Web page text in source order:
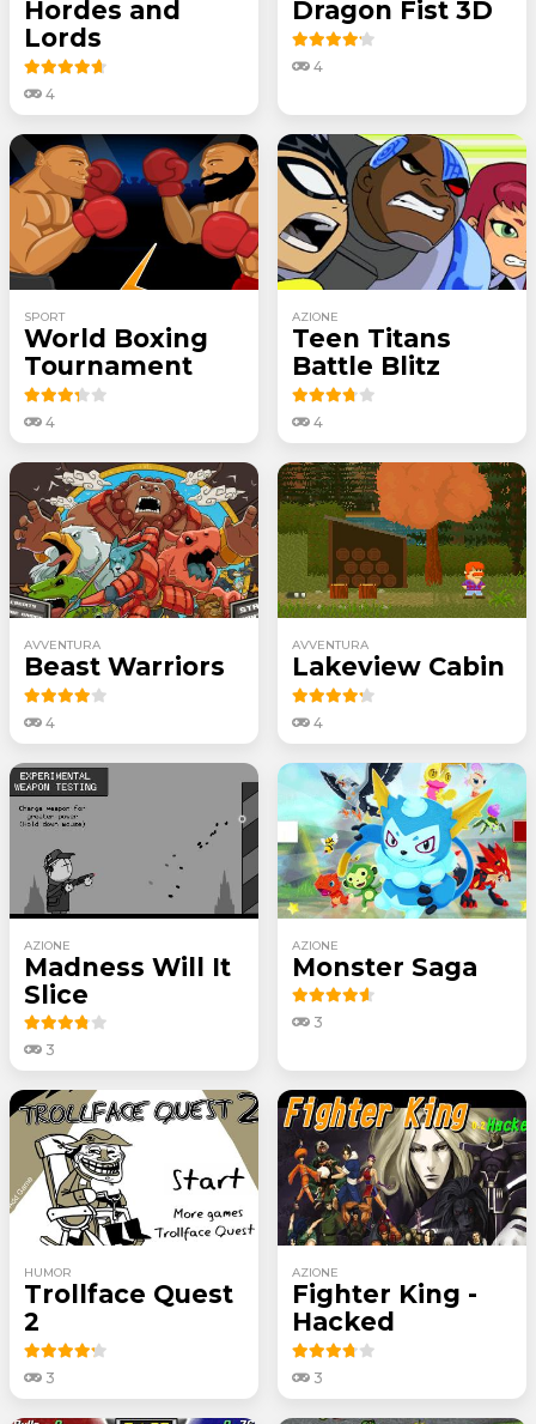
Hordes and
Lords
4
Dragon Fist 3D
4
SPORT
World Boxing
Tournament
4
AZIONE
Teen Titans
Battle Blitz
4
AVVENTURA
Beast Warriors
4
AVVENTURA
Lakeview Cabin
4
AZIONE
Madness Will It
Slice
3
AZIONE
Monster Saga
3
HUMOR
Trollface Quest
2
3
AZIONE
Fighter King -
Hacked
3